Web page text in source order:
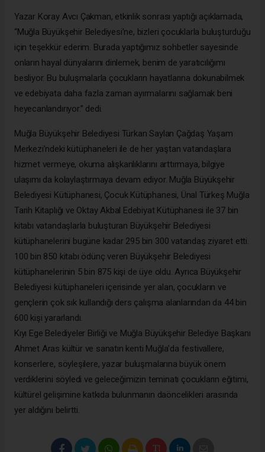
Yazar Koray Avcı Çakman, etkinlik sonrası yaptığı açıklamada,
“Muğla Büyükşehir Belediyesi’ne, bizleri çocuklarla buluşturduğu
için teşekkür ederim. Burada yaptığımız sohbetler sayesinde
onların hayal dünyalarını dinlemek, benim de yaratıcılığımı
besliyor. Bu buluşmalarla çocukların hayatlarına dokunabilmek
ve edebiyata daha fazla zaman ayırmalarını sağlamak beni
heyecanlandırıyor.” dedi.
Muğla Büyükşehir Belediyesi Türkan Saylan Çağdaş Yaşam
Merkezi’ndeki kütüphaneleri ile de her yaştan vatandaşlara
hizmet vermeye, okuma alışkanlıklarını arttırmaya, bilgiye
ulaşımı da kolaylaştırmaya devam ediyor. Muğla Büyükşehir
Belediyesi Kütüphanesi, Çocuk Kütüphanesi, Ünal Türkeş Muğla
Tarih Kitaplığı ve Oktay Akbal Edebiyat Kütüphanesi ile 37 bin
kitabı vatandaşlarla buluşturan Büyükşehir Belediyesi
kütüphanelerini bugüne kadar 295 bin 300 vatandaş ziyaret etti.
100 bin 850 kitabı ödünç veren Büyükşehir Belediyesi
kütüphanelerinin 5 bin 875 kişi de üye oldu. Ayrıca Büyükşehir
Belediyesi kütüphaneleri içerisinde yer alan, çocukların ve
gençlerin çok sık kullandığı ders çalışma alanlarından da 44 bin
600 kişi yararlandı.
Kıyı Ege Belediyeler Birliği ve Muğla Büyükşehir Belediye Başkanı
Ahmet Aras kültür ve sanatın kenti Muğla’da festivallere,
konserlere, söyleşilere, yazar buluşmalarına büyük önem
verdiklerini söyledi ve geleceğimizin teminatı çocukların eğitimi,
kültürel gelişimine katkıda bulunmanın daöncelikleri arasında
yer aldığını belirtti.